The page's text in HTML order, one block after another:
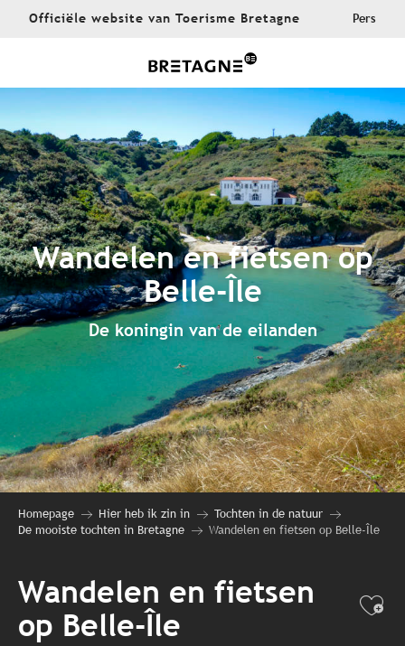
AllerOfficiële website van Toerisme Bretagne Pers
Wandelen en fietsen op
Belle-Île
De koningin van de eilanden
Homepage Hier heb ik zin in
Tochten in de natuur
De mooiste tochten in Bretagne
Wandelen en fietsen op Belle-Île
Wandelen en fietsen
op Belle-Île